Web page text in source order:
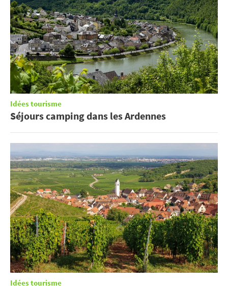
Idées tourisme
Séjours camping dans les Ardennes
Idées tourisme